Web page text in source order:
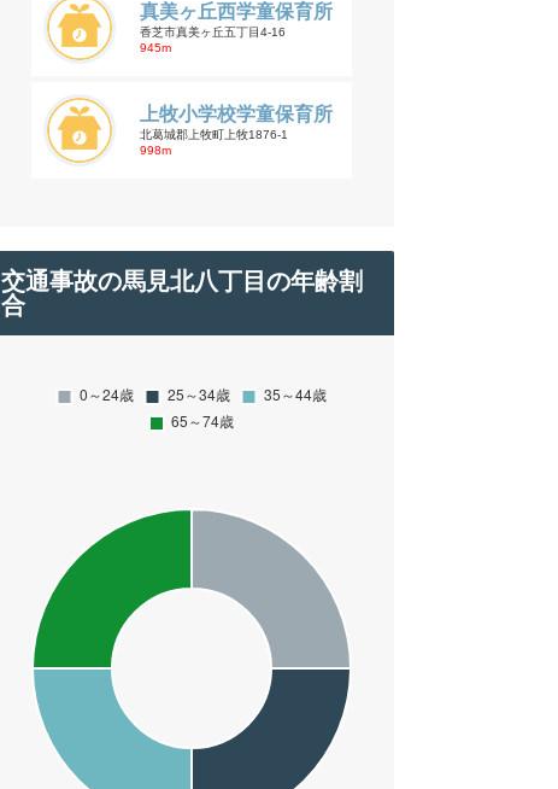
真美ヶ丘西学童保育所
香芝市真美ヶ丘五丁目4-16
945m
上牧小学校学童保育所
北葛城郡上牧町上牧1876-1
998m
交通事故の馬見北八丁目の年齢割
合